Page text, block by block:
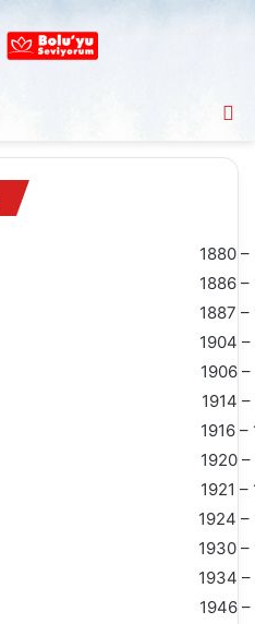
1880 –
1886 –
1887 –
1904 –
1906 –
1914 –
1916 –
1920 –
1921 –
1924 –
1930 –
1934 –
1946 –